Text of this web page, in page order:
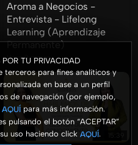
POR TU PRIVACIDAD
terceros para fines analíticos y
en base a un perfil
de navegación (por ejemplo,
AQUÍ para más información.
pulsando el botón “ACEPTAR”
uso haciendo click AQUÍ.
Aroma a Negocios -
Entrevista - Lifelong
Learning (Aprendizaje
Permanente)
Hace 9 meses